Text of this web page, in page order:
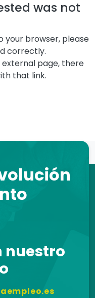
was not
your browser, please
correctly.
external page, there
that link.
nuestro